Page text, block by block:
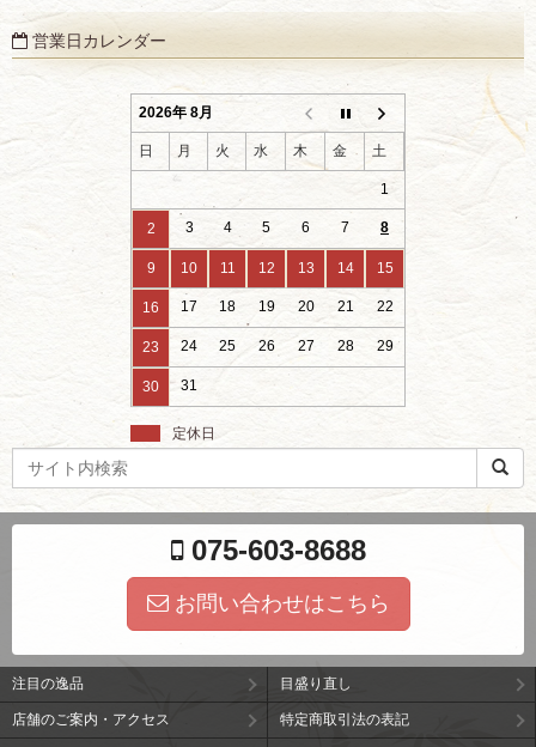
営業日カレンダー
2026年 8月
日 月 火 水 木 金 土
1
2 3 4 5 6 7 8
9 10 11 12 13 14 15
16 17 18 19 20 21 22
23 24 25 26 27 28 29
30 31
定休日
ワ
ー
075-603-8688
お問い合わせはこちら
注目の逸品 目盛り直し
店舗のご案内・アクセス 特定商取引法の表記